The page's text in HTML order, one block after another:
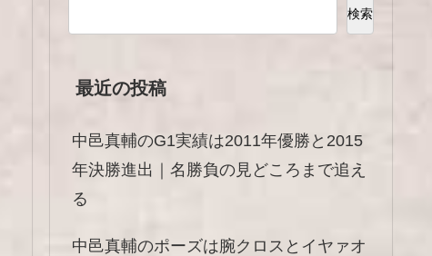
検索
最近の投稿
中邑真輔のG1実績は2011年優勝と2015
年決勝進出｜名勝負の見どころまで追え
る
中邑真輔のポーズは腕クロスとイヤァオ